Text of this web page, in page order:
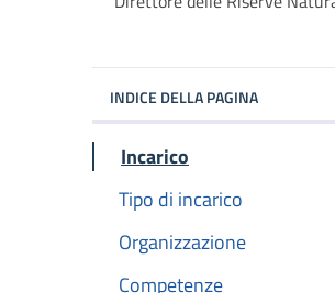
INDICE DELLA PAGINA
Incarico
Tipo di incarico
Organizzazione
Competenze